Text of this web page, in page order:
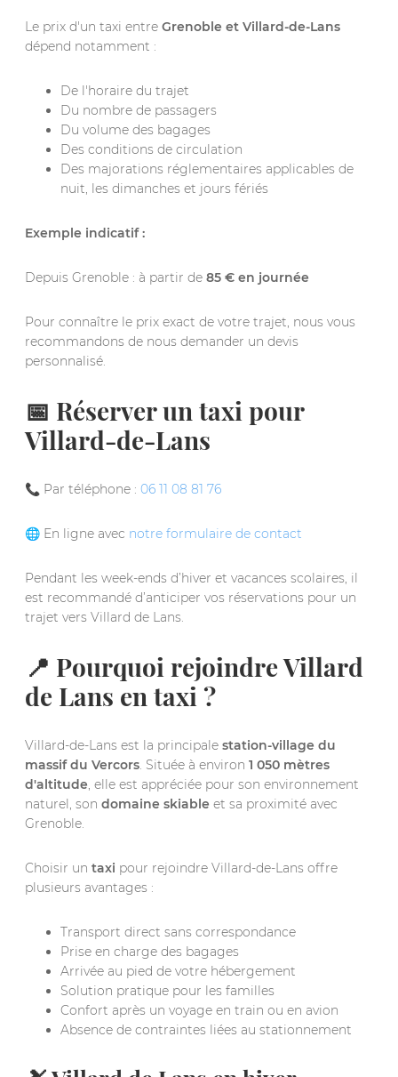
Le prix d'un taxi entre Grenoble et Villard-de-Lans
dépend notamment :
De l'horaire du trajet
Du nombre de passagers
Du volume des bagages
Des conditions de circulation
Des majorations réglementaires applicables de
nuit, les dimanches et jours fériés
Exemple indicatif :
Depuis Grenoble : à partir de 85 € en journée
Pour connaître le prix exact de votre trajet, nous vous
recommandons de nous demander un devis
personnalisé.
📅 Réserver un taxi pour
Villard-de-Lans
📞 Par téléphone : 06 11 08 81 76
🌐 En ligne avec notre formulaire de contact
Pendant les week-ends d’hiver et vacances scolaires, il
est recommandé d’anticiper vos réservations pour un
trajet vers Villard de Lans.
📍 Pourquoi rejoindre Villard
de Lans en taxi ?
Villard-de-Lans est la principale station-village du
massif du Vercors. Située à environ 1 050 mètres
d'altitude, elle est appréciée pour son environnement
naturel, son domaine skiable et sa proximité avec
Grenoble.
Choisir un taxi pour rejoindre Villard-de-Lans offre
plusieurs avantages :
Transport direct sans correspondance
Prise en charge des bagages
Arrivée au pied de votre hébergement
Solution pratique pour les familles
Confort après un voyage en train ou en avion
Absence de contraintes liées au stationnement